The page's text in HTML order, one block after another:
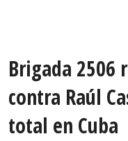
Brigada 2506
contra Raúl
total en Cuba